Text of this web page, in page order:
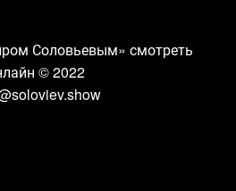
Соловьевым» смотреть
© 2022